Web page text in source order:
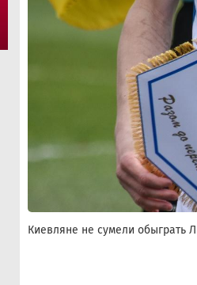
Киевляне не сумели обыграть